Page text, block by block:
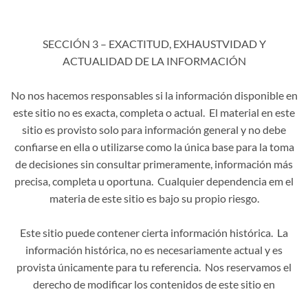
SECCIÓN 3 – EXACTITUD, EXHAUSTVIDAD Y
ACTUALIDAD DE LA INFORMACIÓN
No nos hacemos responsables si la información disponible en
este sitio no es exacta, completa o actual. El material en este
sitio es provisto solo para información general y no debe
confiarse en ella o utilizarse como la única base para la toma
de decisiones sin consultar primeramente, información más
precisa, completa u oportuna. Cualquier dependencia em el
materia de este sitio es bajo su propio riesgo.
Este sitio puede contener cierta información histórica. La
información histórica, no es necesariamente actual y es
provista únicamente para tu referencia. Nos reservamos el
derecho de modificar los contenidos de este sitio en